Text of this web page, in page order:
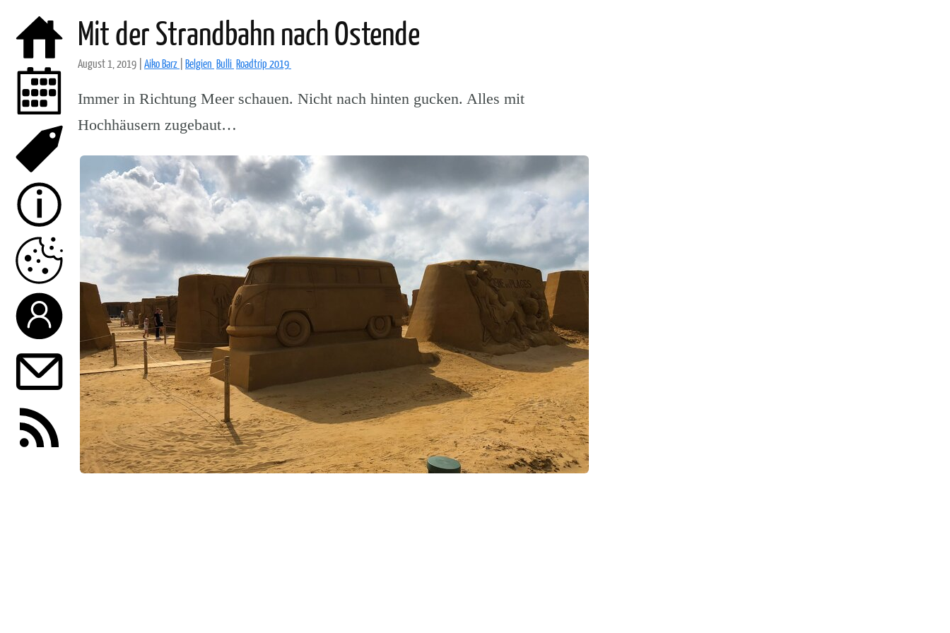
Mit der Strandbahn nach Ostende
August 1, 2019 Aiko Barz Belgien Bulli Roadtrip 2019
Immer in Richtung Meer schauen. Nicht nach hinten gucken. Alles mit
Hochhäusern zugebaut…